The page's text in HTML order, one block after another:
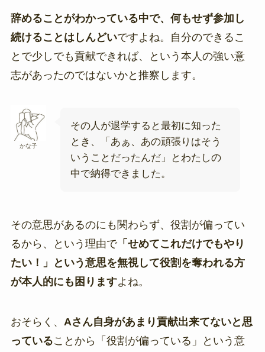
辞めることがわかっている中で、何もせず参加し
続けることはしんどいですよね。自分のできるこ
とで少しでも貢献できれば、という本人の強い意
志があったのではないかと推察します。
かな子
その人が退学すると最初に知った
とき、「あぁ、あの頑張りはそう
いうことだったんだ」とわたしの
中で納得できました。
その意思があるのにも関わらず、役割が偏ってい
るから、という理由で「せめてこれだけでもやり
たい！」という意思を無視して役割を奪われる方
が本人的にも困りますよね。
おそらく、 Aさん自身があまり貢献出来てないと思
っていることから「役割が偏っている」という意